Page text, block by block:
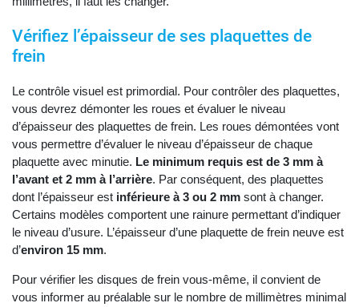
Vérifiez l’épaisseur de ses plaquettes de
frein
Le contrôle visuel est primordial. Pour contrôler des plaquettes,
vous devrez démonter les roues et évaluer le niveau
d’épaisseur des plaquettes de frein. Les roues démontées vont
vous permettre d’évaluer le niveau d’épaisseur de chaque
plaquette avec minutie. Le minimum requis est de 3 mm à
l’avant et 2 mm à l’arrière. Par conséquent, des plaquettes
dont l’épaisseur est inférieure à 3 ou 2 mm sont à changer.
Certains modèles comportent une rainure permettant d’indiquer
le niveau d’usure. L’épaisseur d’une plaquette de frein neuve est
d’environ 15 mm.
Pour vérifier les disques de frein vous-même, il convient de
vous informer au préalable sur le nombre de millimètres minimal